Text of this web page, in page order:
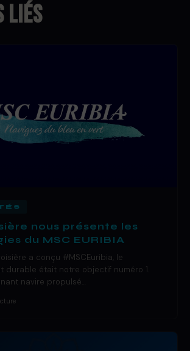
LIÉS
nous présente les
du MSC EURIBIA
a conçu #MSCEuribia, le
durable était notre objectif numéro 1.
navire propulsé…